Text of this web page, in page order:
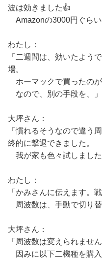
波は効きました👍
Amazonの3000円ぐらい
わたし：
「二週間は、効いたよう
場。
ホーマックで買ったのが
なので、別の手段を、」
大坪さん：
「慣れるそうなので違う
終的に撃退できました。
我が家も色々試しました
わたし：
「かみさんに伝えます。
周波数は、手動で切り替
大坪さん：
「周波数は変えられません
因みに以下二機種を購入